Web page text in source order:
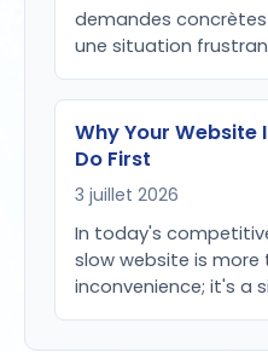
demandes
une situation
Why Your Website
Do First
3 juillet 2026
In today's
slow website is more
inconvenience; it's a